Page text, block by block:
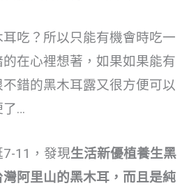
吃？所以只能有機會時吃一
在心裡想著，如果如果能有
錯的黑木耳露又很方便可以
了…
11，發現生活新優植養生黑
阿里山的黑木耳，而且是純